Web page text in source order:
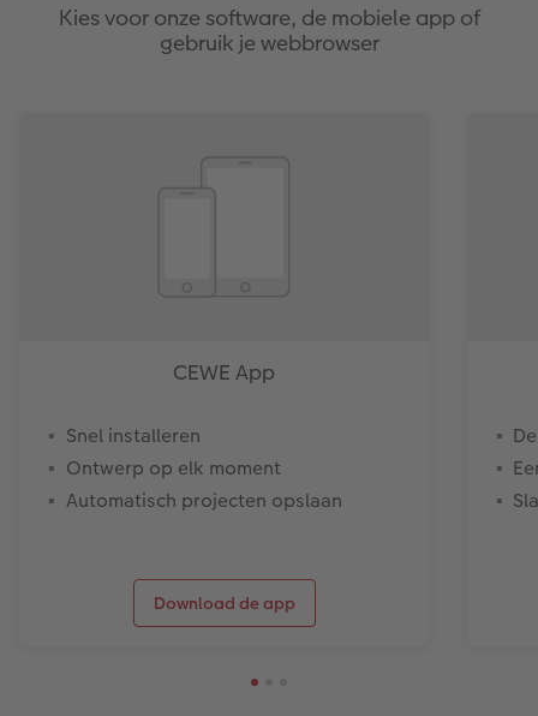
Kies voor onze software, de mobiele app of
gebruik je webbrowser
CEWE App
Snel installeren
Ontwerp op elk moment
Automatisch projecten opslaan
Download de app